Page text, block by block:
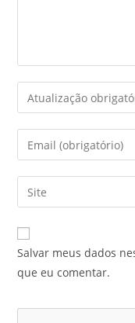
Salvar meus dados
que eu comentar.